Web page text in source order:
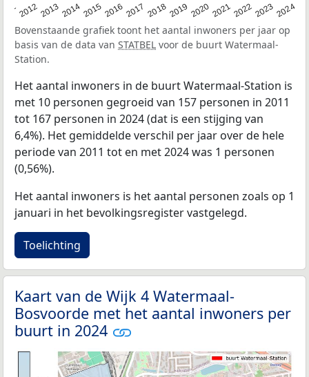
201220132014201520162017 20182019 20202021202220232024
Bovenstaande grafiek toont het aantal inwoners per jaar op
basis van de data van STATBEL voor de buurt Watermaal-
Station.
Het aantal inwoners in de buurt Watermaal-Station is
met 10 personen gegroeid van 157 personen in 2011
tot 167 personen in 2024 (dat is een stijging van
6,4%). Het gemiddelde verschil per jaar over de hele
periode van 2011 tot en met 2024 was 1 personen
(0,56%).
Het aantal inwoners is het aantal personen zoals op 1
januari in het bevolkingsregister vastgelegd.
Toelichting
Kaart van de Wijk 4 Watermaal-
Bosvoorde met het aantal inwoners per
buurt in 2024